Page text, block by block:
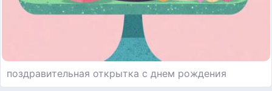
поздравительная открытка с днем рождения